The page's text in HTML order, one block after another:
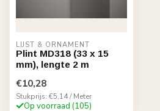
LIJST & ORNAMENT
Plint MD318 (33 x 15
mm), lengte 2 m
€10,28
Stukprijs: €5,14 / Meter
Op voorraad (105)